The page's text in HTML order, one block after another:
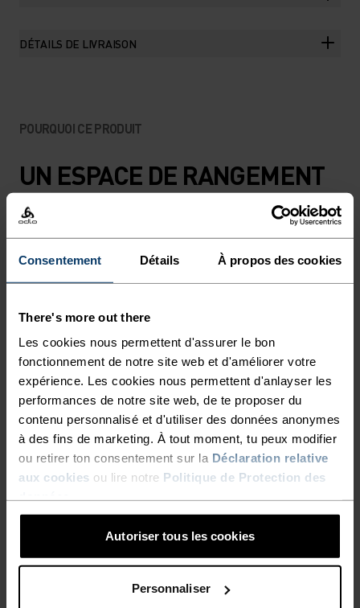
Consentement Détails À propos des cookies
There's more out there
Les cookies nous permettent d'assurer le bon
fonctionnement de notre site web et d'améliorer votre
expérience. Les cookies nous permettent d'anlayser les
performances de notre site web, de te proposer du
contenu personnalisé et d'utiliser des données anonymes
à des fins de marketing. À tout moment, tu peux modifier
ou retirer ton consentement sur la Déclaration relative
aux cookies ou lire notre Politique de Protection des
Autoriser tous les cookies
Personnaliser
DÉTAILS DE LIVRAISON
POURQUOI CE PRODUIT
UN ESPACE DE RANGEMENT
STABLE POUR COURIR SANS
DISTRACTIONS.
Tes essentiels de running à portée de main et
ranger tes clés, ton téléphone, tes snacks et
autres. Confectionné dans un tissu power mesh
très respirant, ce modèle présente des sangles
intégrées pour attacher des bâtons ou une veste.
Une ceinture polyvalente pour courir sur la route,
les sentiers et partout ailleurs.
LES DÉTAILS QUI FONT LA
DIFFÉRENCE
Des accessoires pensés pour profiter au maximum